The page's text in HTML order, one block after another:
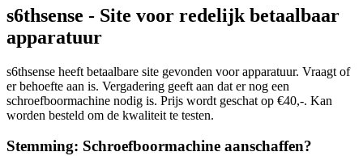
s6thsense - Site voor redelijk betaalbaar
apparatuur
s6thsense heeft betaalbare site gevonden voor apparatuur. Vraagt of
er behoefte aan is. Vergadering geeft aan dat er nog een
schroefboormachine nodig is. Prijs wordt geschat op €40,-. Kan
worden besteld om de kwaliteit te testen.
Stemming: Schroefboormachine aanschaffen?